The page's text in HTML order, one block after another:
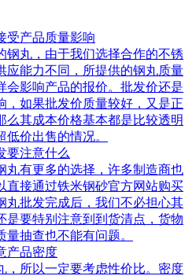
受产品质量影响
钢丸，由于我们选择合作的不锈
应能力不同，所提供的钢丸质量
会影响产品的报价。批发价还是
，如果批发价质量较好，又是正
么其成本价格基本都是比较透明
价出售的情况。
要注意什么
丸有更多的选择，许多制造商也
直接通过铁米钢砂官方网站购买
丸批发完成后，我们不必担心其
是要特别注意到到货清点，货物
抽查也不能有问题。
产品密度
，所以一定要考虑性价比。密度